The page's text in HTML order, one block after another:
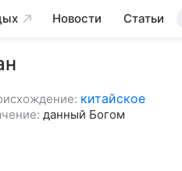
Новости Статьи
китайское
данный Богом